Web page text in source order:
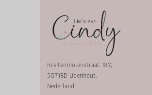
Kreitenmolenstraat 187,
5071BD Udenhout,
Nederland